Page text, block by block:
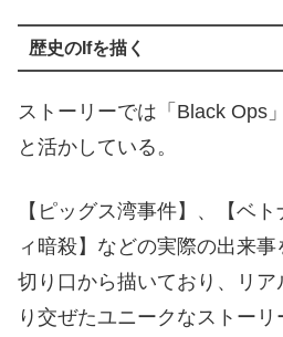
歴史のIfを描く
ストーリーでは「Black Ops
と活かしている。
【ピッグス湾事件】、【ベ
ィ暗殺】などの実際の出来
切り口から描いており、リ
り交ぜたユニークなストーリ